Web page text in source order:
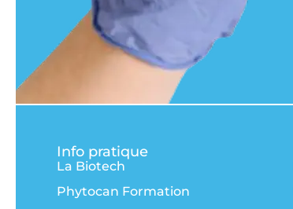
Info pratique
La Biotech
Phytocan Formation